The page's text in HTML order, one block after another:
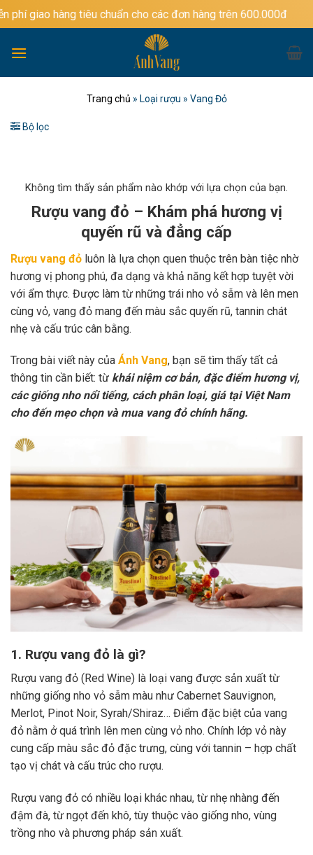
Bỏ
qua
dung
tiêu chuẩn cho các đơn hàng trên 600.000đ
Trang chủ » Loại rượu » Vang Đỏ
Bộ lọc
Không tìm thấy sản phẩm nào khớp với lựa chọn của bạn.
Rượu vang đỏ – Khám phá hương vị
quyến rũ và đẳng cấp
Rượu vang đỏ luôn là lựa chọn quen thuộc trên bàn tiệc nhờ
hương vị phong phú, đa dạng và khả năng kết hợp tuyệt vời
với ẩm thực. Được làm từ những trái nho vỏ sẫm và lên men
cùng vỏ, vang đỏ mang đến màu sắc quyến rũ, tannin chát
nhẹ và cấu trúc cân bằng.
Trong bài viết này của Ánh Vang, bạn sẽ tìm thấy tất cả
thông tin cần biết: từ khái niệm cơ bản, đặc điểm hương vị,
các giống nho nổi tiếng, cách phân loại, giá tại Việt Nam
cho đến mẹo chọn và mua vang đỏ chính hãng.
1. Rượu vang đỏ là gì?
Rượu vang đỏ (Red Wine) là loại vang được sản xuất từ
những giống nho vỏ sẫm màu như Cabernet Sauvignon,
Merlot, Pinot Noir, Syrah/Shiraz… Điểm đặc biệt của vang
đỏ nằm ở quá trình lên men cùng vỏ nho. Chính lớp vỏ này
cung cấp màu sắc đỏ đặc trưng, cùng với tannin – hợp chất
tạo vị chát và cấu trúc cho rượu.
Rượu vang đỏ có nhiều loại khác nhau, từ nhẹ nhàng đến
đậm đà, từ ngọt đến khô, tùy thuộc vào giống nho, vùng
trồng nho và phương pháp sản xuất.